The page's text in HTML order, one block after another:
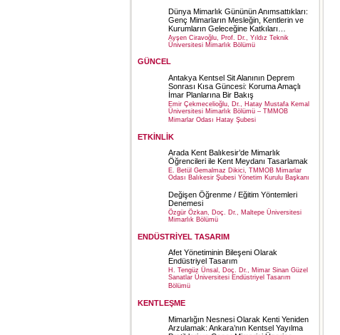
Dünya Mimarlık Gününün Anımsattıkları:
Genç Mimarların Mesleğin, Kentlerin ve
Kurumların Geleceğine Katkıları…
Ayşen Ciravoğlu, Prof. Dr., Yıldız Teknik
Üniversitesi Mimarlık Bölümü
GÜNCEL
Antakya Kentsel Sit Alanının Deprem
Sonrası Kısa Güncesi: Koruma Amaçlı
İmar Planlarına Bir Bakış
Emir Çekmecelioğlu, Dr., Hatay Mustafa Kemal
Üniversitesi Mimarlık Bölümü – TMMOB
Mimarlar Odası Hatay Şubesi
ETKİNLİK
Arada Kent Balıkesir’de Mimarlık
Öğrencileri ile Kent Meydanı Tasarlamak
E. Betül Gemalmaz Dikici, TMMOB Mimarlar
Odası Balıkesir Şubesi Yönetim Kurulu Başkanı
Değişen Öğrenme / Eğitim Yöntemleri
Denemesi
Özgür Özkan, Doç. Dr., Maltepe Üniversitesi
Mimarlık Bölümü
ENDÜSTRİYEL TASARIM
Afet Yönetiminin Bileşeni Olarak
Endüstriyel Tasarım
H. Tengüz Ünsal, Doç. Dr., Mimar Sinan Güzel
Sanatlar Üniversitesi Endüstriyel Tasarım
Bölümü
KENTLEŞME
Mimarlığın Nesnesi Olarak Kenti Yeniden
Arzulamak: Ankara’nın Kentsel Yayılma